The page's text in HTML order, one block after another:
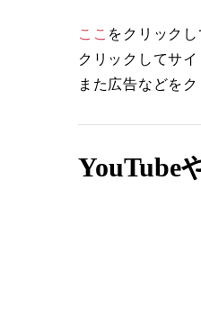
ここ をクリックし
クリックしてサ
また広告などを
YouTube